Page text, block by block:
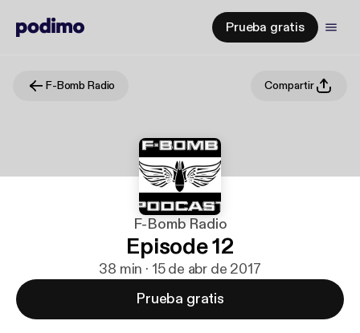
Prueba gratis
F-Bomb Radio Compartir
F-Bomb Radio
Episode 12
38 min · 15 de abr de 2017
Prueba gratis